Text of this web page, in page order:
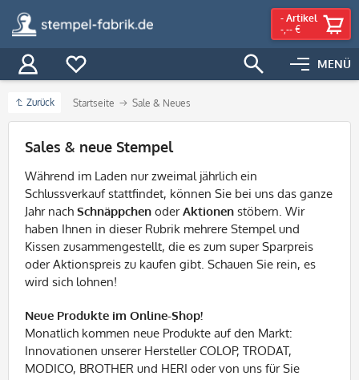
MENÜ
- Artikel
-,-- €
Zurück Startseite Sale & Neues
Filter
Sales & neue Stempel
Während im Laden nur zweimal jährlich ein
Schlussverkauf stattfindet, können Sie bei uns das ganze
Jahr nach Schnäppchen oderAktionen stöbern. Wir
haben Ihnen in dieser Rubrik mehrere Stempel und
Kissen zusammengestellt, die es zum super Sparpreis
oder Aktionspreis zu kaufen gibt. Schauen Sie rein, es
wird sich lohnen!
Neue Produkte im Online-Shop!
Monatlich kommen neue Produkte auf den Markt:
Innovationen unserer Hersteller COLOP, TRODAT,
MODICO, BROTHER und HERI oder von uns für Sie